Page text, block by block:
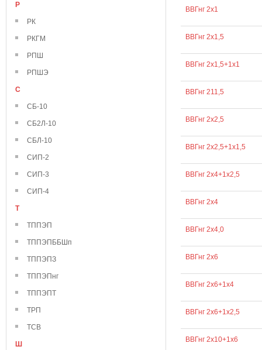
Р
РК
РКГМ
РПШ
РПШЭ
С
СБ-10
СБ2Л-10
СБЛ-10
СИП-2
СИП-3
СИП-4
Т
ТППЭП
ТППЭПББШп
ТППЭПЗ
ТППЭПнг
ТППЭПТ
ТРП
ТСВ
Ш
ВВГнг 2х1
ВВГнг 2х1,5
ВВГнг 2х1,5+1х1
ВВГнг 211,5
ВВГнг 2х2,5
ВВГнг 2х2,5+1х1,5
ВВГнг 2х4+1х2,5
ВВГнг 2х4
ВВГнг 2х4,0
ВВГнг 2х6
ВВГнг 2х6+1х4
ВВГнг 2х6+1х2,5
ВВГнг 2х10+1х6